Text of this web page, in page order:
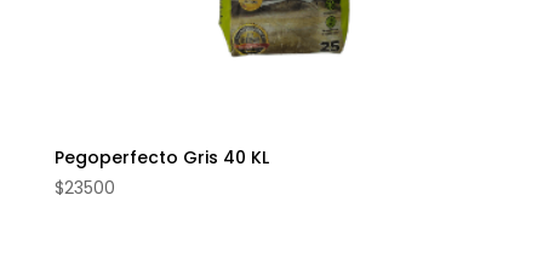
Pegoperfecto Gris 40 KL
$23500